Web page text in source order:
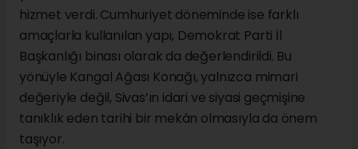
hizmet verdi. Cumhuriyet döneminde ise farklı
amaçlarla kullanılan yapı, Demokrat Parti İl
Başkanlığı binası olarak da değerlendirildi. Bu
yönüyle Kangal Ağası Konağı, yalnızca mimari
değeriyle değil, Sivas’ın idari ve siyasi geçmişine
tanıklık eden tarihi bir mekân olmasıyla da önem
taşıyor.